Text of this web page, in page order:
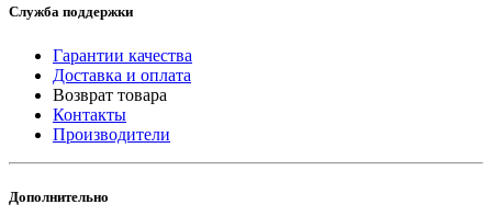
Служба поддержки
Гарантии качества
Доставка и оплата
Возврат товара
Контакты
Производители
Дополнительно